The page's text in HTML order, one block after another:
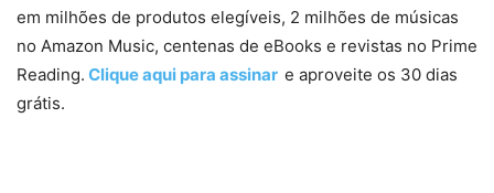
em milhões de produtos elegíveis, 2 milhões de músicas
no Amazon Music, centenas de eBooks e revistas no Prime
Reading. Clique aqui para assinar e aproveite os 30 dias
grátis.